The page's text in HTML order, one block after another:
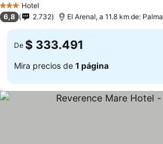
3 Estrellas
Hotel
6,8 2.732 El Arenal, a 11.8 km de: Palma
De $ 333.491
Mira precios de 1 página